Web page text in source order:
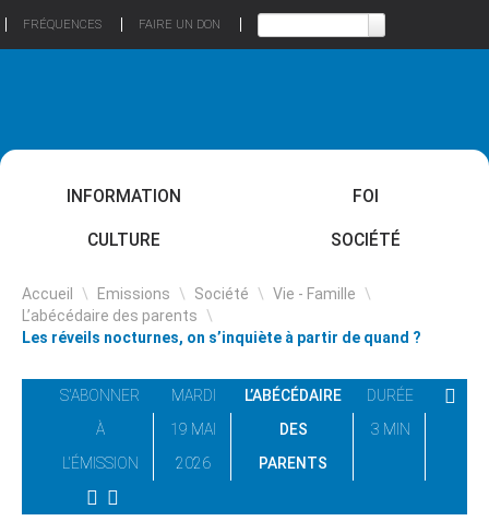
FRÉQUENCES FAIRE UN DON
INFORMATION FOI
CULTURE SOCIÉTÉ
Accueil \ Emissions \ Société \ Vie - Famille \
L’abécédaire des parents \
Les réveils nocturnes, on s’inquiète à partir de quand ?
S'ABONNER
À
L'ÉMISSION
MARDI
19 MAI
2026
L’ABÉCÉDAIRE
DES
PARENTS
DURÉE
3 MIN